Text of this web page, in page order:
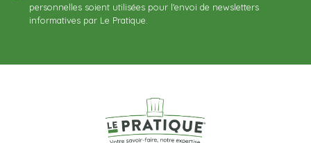
personnelles soient utilisées pour l'envoi de newsletters
informatives par Le Pratique.